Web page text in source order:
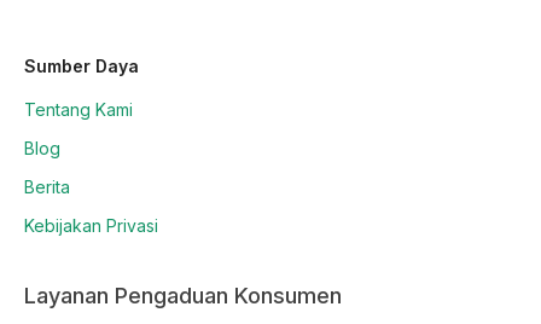
Sumber Daya
Tentang Kami
Blog
Berita
Kebijakan Privasi
Layanan Pengaduan Konsumen